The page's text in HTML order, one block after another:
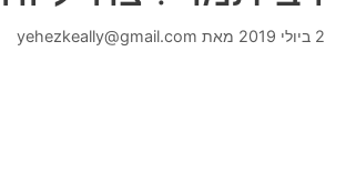
2 ביולי 2019 מאת yehezkeally@gmail.com